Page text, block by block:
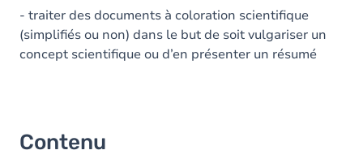
- traiter des documents à coloration scientifique
(simplifiés ou non) dans le but de soit vulgariser un
concept scientifique ou d’en présenter un résumé
Contenu